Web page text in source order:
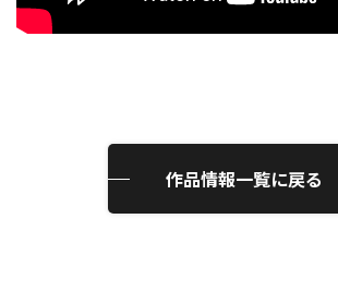
作品情報一覧に戻る